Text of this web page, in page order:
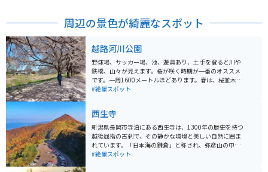
周辺の景色が綺麗なスポット
越路河川公園
野球場、サッカー場、池、遊具あり、土手を登ると川や
鉄橋、山々が見えます。桜が咲く時期が一番のオススメ
です。一周1600メートルほどあります。春は、桜並木の
下を歩くことができ、気持ちが良いです。駐車スペース
#絶景スポット
西生寺
新潟県長岡市寺泊にある西生寺は、1300年の歴史を持つ
越後屈指の古刹で、その静かな環境と美しい自然に囲ま
れています。「日本海の鎌倉」と称され、弥彦山の中腹
の海側に位置しており、自然の中で静寂を感じることが
#絶景スポット